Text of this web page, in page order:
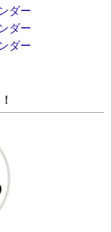
ダー
ダー
ダー